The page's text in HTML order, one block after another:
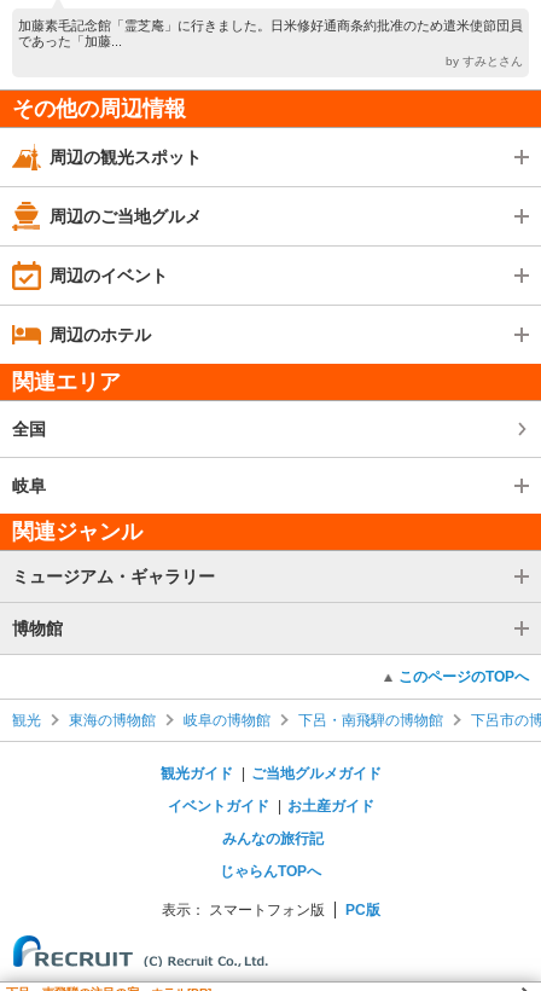
加藤素毛記念館「霊芝庵」に行きました。日米修好通商条約批准のため遣米使節団員
であった「加藤...
by すみとさん
その他の周辺情報
周辺の観光スポット
周辺のご当地グルメ
周辺のイベント
周辺のホテル
関連エリア
全国
岐阜
関連ジャンル
ミュージアム・ギャラリー
博物館
このページのTOPへ
観光 東海の博物館 岐阜の博物館 下呂・南飛騨の博物館 下呂市の
観光ガイド
ご当地グルメガイド
イベントガイド
お土産ガイド
みんなの旅行記
じゃらんTOPへ
表示： スマートフォン版 PC版